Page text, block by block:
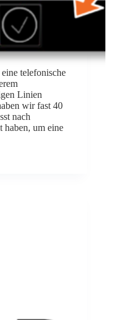
telefonische
Linien
wir fast 40
nach
haben, um eine